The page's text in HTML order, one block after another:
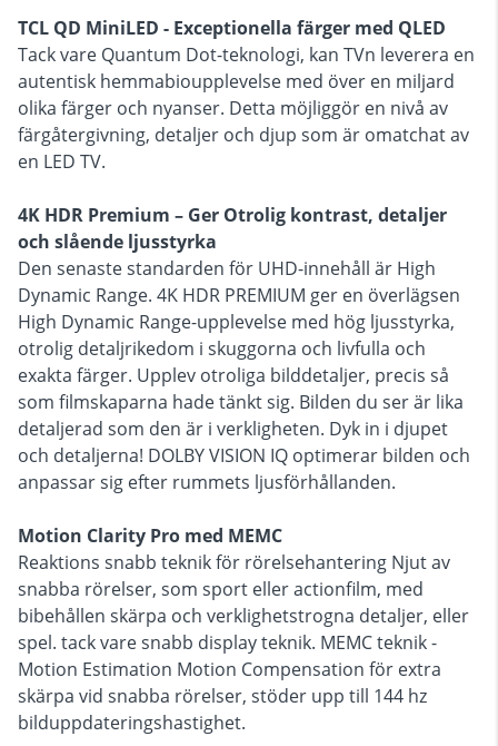
TCL QD MiniLED - Exceptionella färger med QLED
Tack vare Quantum Dot-teknologi, kan TVn leverera en
autentisk hemmabioupplevelse med över en miljard
olika färger och nyanser. Detta möjliggör en nivå av
färgåtergivning, detaljer och djup som är omatchat av
en LED TV.
4K HDR Premium – Ger Otrolig kontrast, detaljer
och slående ljusstyrka
Den senaste standarden för UHD-innehåll är High
Dynamic Range. 4K HDR PREMIUM ger en överlägsen
High Dynamic Range-upplevelse med hög ljusstyrka,
otrolig detaljrikedom i skuggorna och livfulla och
exakta färger. Upplev otroliga bilddetaljer, precis så
som filmskaparna hade tänkt sig. Bilden du ser är lika
detaljerad som den är i verkligheten. Dyk in i djupet
och detaljerna! DOLBY VISION IQ optimerar bilden och
anpassar sig efter rummets ljusförhållanden.
Motion Clarity Pro med MEMC
Reaktions snabb teknik för rörelsehantering Njut av
snabba rörelser, som sport eller actionfilm, med
bibehållen skärpa och verklighetstrogna detaljer, eller
spel. tack vare snabb display teknik. MEMC teknik -
Motion Estimation Motion Compensation för extra
skärpa vid snabba rörelser, stöder upp till 144 hz
bilduppdateringshastighet.